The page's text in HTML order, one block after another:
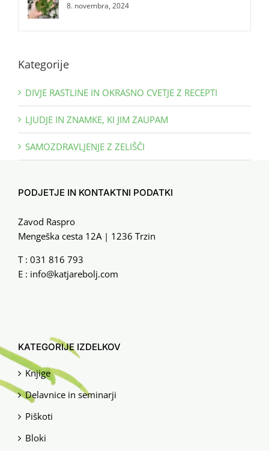
8. novembra, 2024
Kategorije
DIVJE RASTLINE IN OKRASNO CVETJE Z RECEPTI
LJUDJE IN ZNAMKE, KI JIM ZAUPAM
SAMOZDRAVLJENJE Z ZELIŠČI
PODJETJE IN KONTAKTNI PODATKI
Zavod Raspro
Mengeška cesta 12A | 1236 Trzin
T : 031 816 793
E : info@katjarebolj.com
KATEGORIJE IZDELKOV
Knjige
Delavnice in seminarji
Piškoti
Bloki